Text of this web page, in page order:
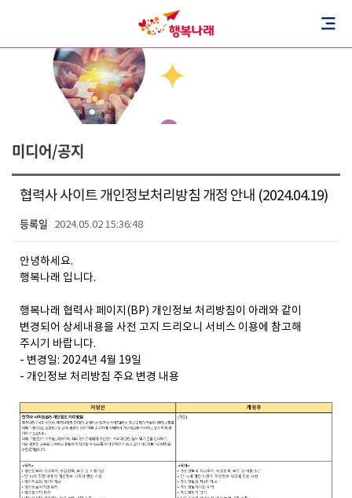
미디어/공지
협력사 사이트 개인정보처리방침 개정 안내 (2024.04.19)
등록일 2024.05.02 15:36:48
안녕하세요.
행복나래 입니다.
행복나래 협력사 페이지 (BP) 개인정보 처리방침이 아래와 같이
변경되어 상세내용을 사전 고지 드리오니 서비스 이용에 참고해
주시기 바랍니다.
- 변경일: 2024년 4월 19일
- 개인정보 처리방침 주요 변경 내용